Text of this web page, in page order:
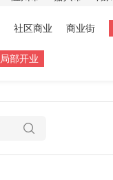
社区商业 商业街
局部开业